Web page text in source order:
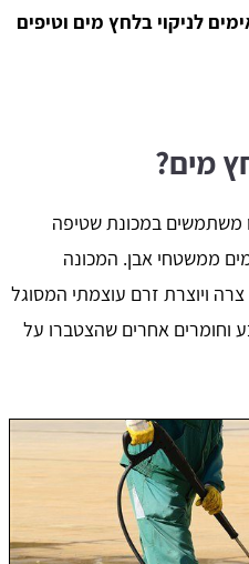
לניקוי בלחץ מים וטיפים
מים?
משתמשים במכונת שטיפה
ממשטחי אבן. המכונה
ויוצרת זרם עוצמתי המסוגל
וחומרים אחרים שהצטברו על